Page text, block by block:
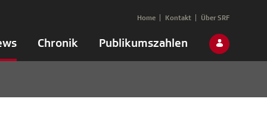
Chronik Publikumszahlen
Home Kontakt Über SRF